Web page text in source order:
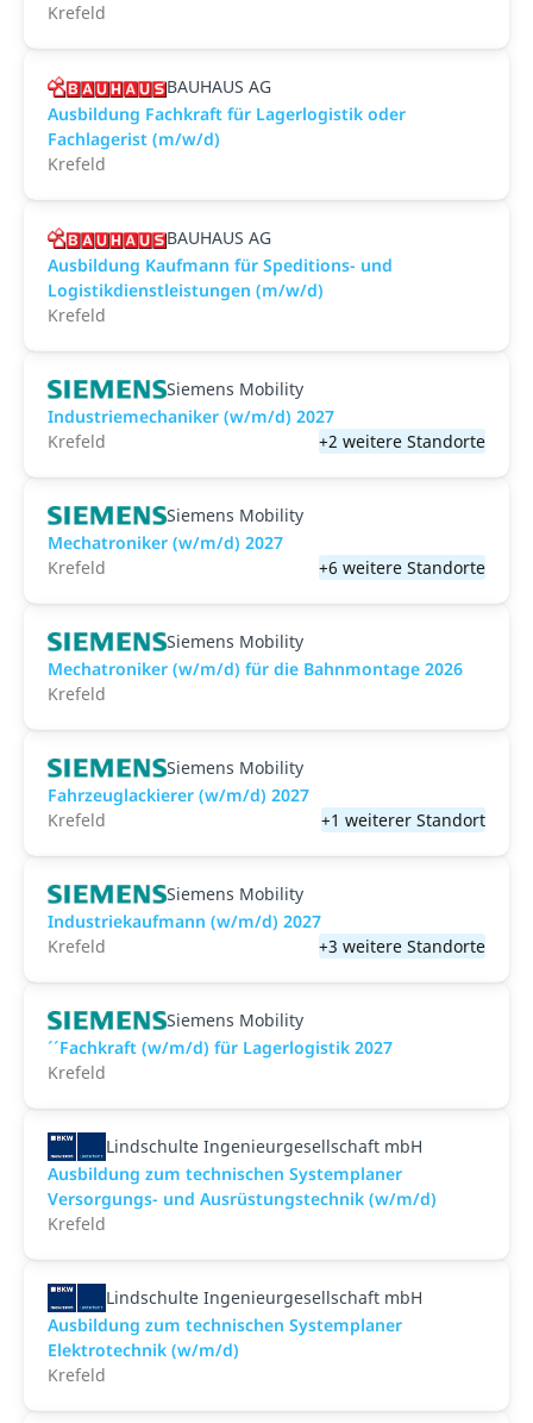
Krefeld
BAUHAUS AG
Ausbildung Fachkraft für Lagerlogistik oder
Fachlagerist (m/w/d)
Krefeld
BAUHAUS AG
Ausbildung Kaufmann für Speditions- und
Logistikdienstleistungen (m/w/d)
Krefeld
Siemens Mobility
Industriemechaniker (w/m/d) 2027
Krefeld
+2 weitere Standorte
Siemens Mobility
Mechatroniker (w/m/d) 2027
Krefeld
+6 weitere Standorte
Siemens Mobility
Mechatroniker (w/m/d) für die Bahnmontage 2026
Krefeld
Siemens Mobility
Fahrzeuglackierer (w/m/d) 2027
Krefeld
+1 weiterer Standort
Siemens Mobility
Industriekaufmann (w/m/d) 2027
Krefeld
+3 weitere Standorte
Siemens Mobility
´´Fachkraft (w/m/d) für Lagerlogistik 2027
Krefeld
Lindschulte Ingenieurgesellschaft mbH
Ausbildung zum technischen Systemplaner
Versorgungs- und Ausrüstungstechnik (w/m/d)
Krefeld
Lindschulte Ingenieurgesellschaft mbH
Ausbildung zum technischen Systemplaner
Elektrotechnik (w/m/d)
Krefeld